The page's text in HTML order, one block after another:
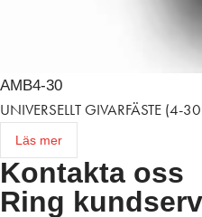
AMB4-30
UNIVERSELLT GIVARFÄSTE (4-
Läs mer
Kontakta oss
Ring